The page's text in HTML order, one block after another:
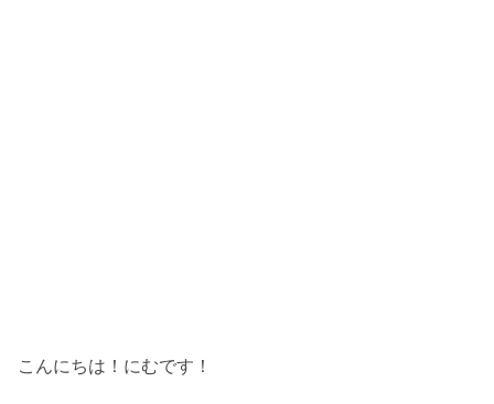
こんにちは！にむです！